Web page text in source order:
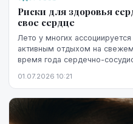
Риски для здоровья
свое сердце
Лето у многих
активным отдыхом на
время года сердечно-
01.07.2026 10:21